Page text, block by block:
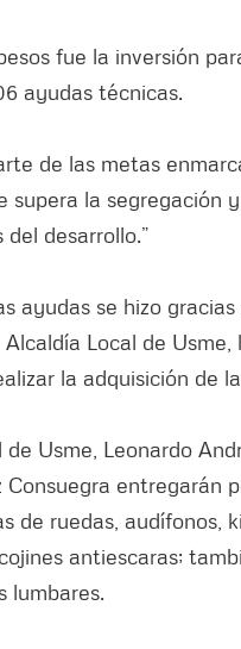
fue la inversión
ayudas técnicas.
de las metas
supera la segregación
desarrollo.”
ayudas se hizo
Alcaldía Local de
la adquisición de
de Usme, Leonardo
Consuegra entregarán
de ruedas, audífonos,
antiescaras;
lumbares.